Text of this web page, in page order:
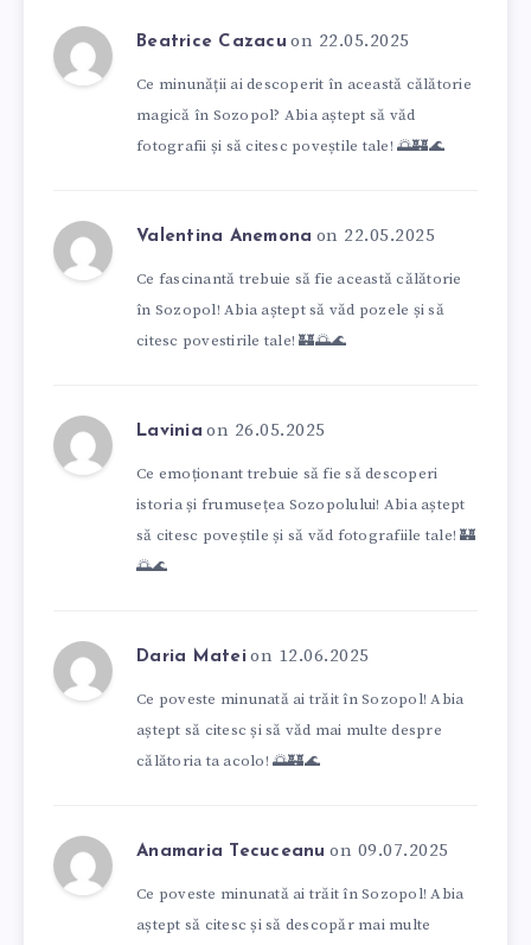
Beatrice Cazacu on 22.05.2025
Ce minunății ai descoperit în această călătorie
magică în Sozopol? Abia aștept să văd
fotografii și să citesc poveștile tale! 🌅🏰🌊
Valentina Anemona on 22.05.2025
Ce fascinantă trebuie să fie această călătorie
în Sozopol! Abia aștept să văd pozele și să
citesc povestirile tale! 🏰🌅🌊
Lavinia on 26.05.2025
Ce emoționant trebuie să fie să descoperi
istoria și frumusețea Sozopolului! Abia aștept
să citesc poveștile și să văd fotografiile tale! 🏰
🌅🌊
Daria Matei on 12.06.2025
Ce poveste minunată ai trăit în Sozopol! Abia
aștept să citesc și să văd mai multe despre
călătoria ta acolo! 🌅🏰🌊
Anamaria Tecuceanu on 09.07.2025
Ce poveste minunată ai trăit în Sozopol! Abia
aștept să citesc și să descopăr mai multe